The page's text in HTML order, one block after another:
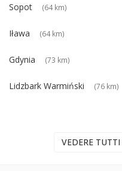
Sopot (64 km)
Iława (64 km)
Gdynia (73 km)
Lidzbark Warmiński (76 km)
VEDERE